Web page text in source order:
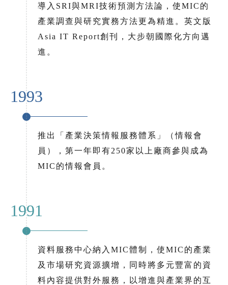
導入SRI與MRI技術預測方法論，使MIC的
產業調查與研究實務方法更為精進。英文版
Asia IT Report創刊，大步朝國際化方向邁
進。
1993
推出「產業決策情報服務體系」（情報會
員），第一年即有250家以上廠商參與成為
MIC的情報會員。
1991
資料服務中心納入MIC體制，使MIC的產業
及市場研究資源擴增，同時將多元豐富的資
料內容提供對外服務，以增進與產業界的互